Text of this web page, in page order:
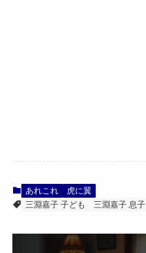
あれこれ
虎に翼
三淵嘉子 子ども
三淵嘉子 息子